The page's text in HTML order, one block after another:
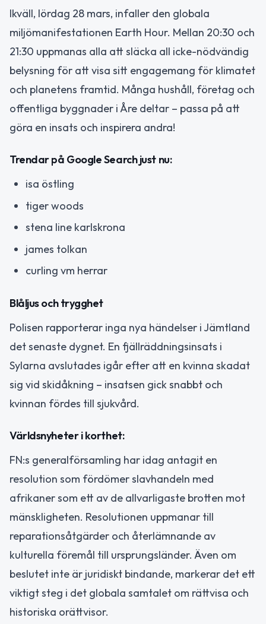
Ikväll, lördag 28 mars, infaller den globala
miljömanifestationen Earth Hour. Mellan 20:30 och
21:30 uppmanas alla att släcka all icke-nödvändig
belysning för att visa sitt engagemang för klimatet
och planetens framtid. Många hushåll, företag och
offentliga byggnader i Åre deltar – passa på att
göra en insats och inspirera andra!
Trendar på Google Search just nu:
isa östling
tiger woods
stena line karlskrona
james tolkan
curling vm herrar
Blåljus och trygghet
Polisen rapporterar inga nya händelser i Jämtland
det senaste dygnet. En fjällräddningsinsats i
Sylarna avslutades igår efter att en kvinna skadat
sig vid skidåkning – insatsen gick snabbt och
kvinnan fördes till sjukvård.
Världsnyheter i korthet:
FN:s generalförsamling har idag antagit en
resolution som fördömer slavhandeln med
afrikaner som ett av de allvarligaste brotten mot
mänskligheten. Resolutionen uppmanar till
reparationsåtgärder och återlämnande av
kulturella föremål till ursprungsländer. Även om
beslutet inte är juridiskt bindande, markerar det ett
viktigt steg i det globala samtalet om rättvisa och
historiska orättvisor.